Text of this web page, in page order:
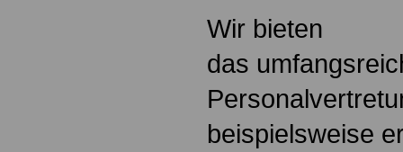
Wir bieten
das
beispielsweise